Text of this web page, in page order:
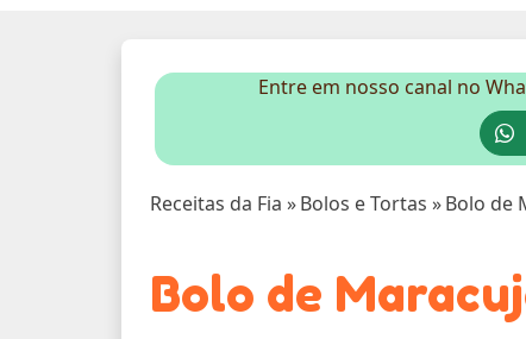
Entre em nosso canal no
Receitas da Fia »Bolos e Tortas »Bolo de
Bolo de